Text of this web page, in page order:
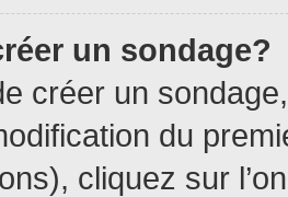
un sondage?
créer un
du
cliquez sur